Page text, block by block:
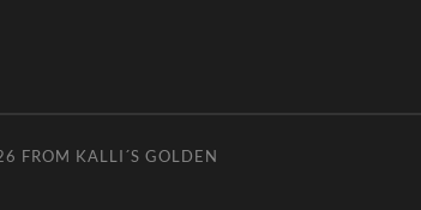
FROM KALLI´S GOLDEN